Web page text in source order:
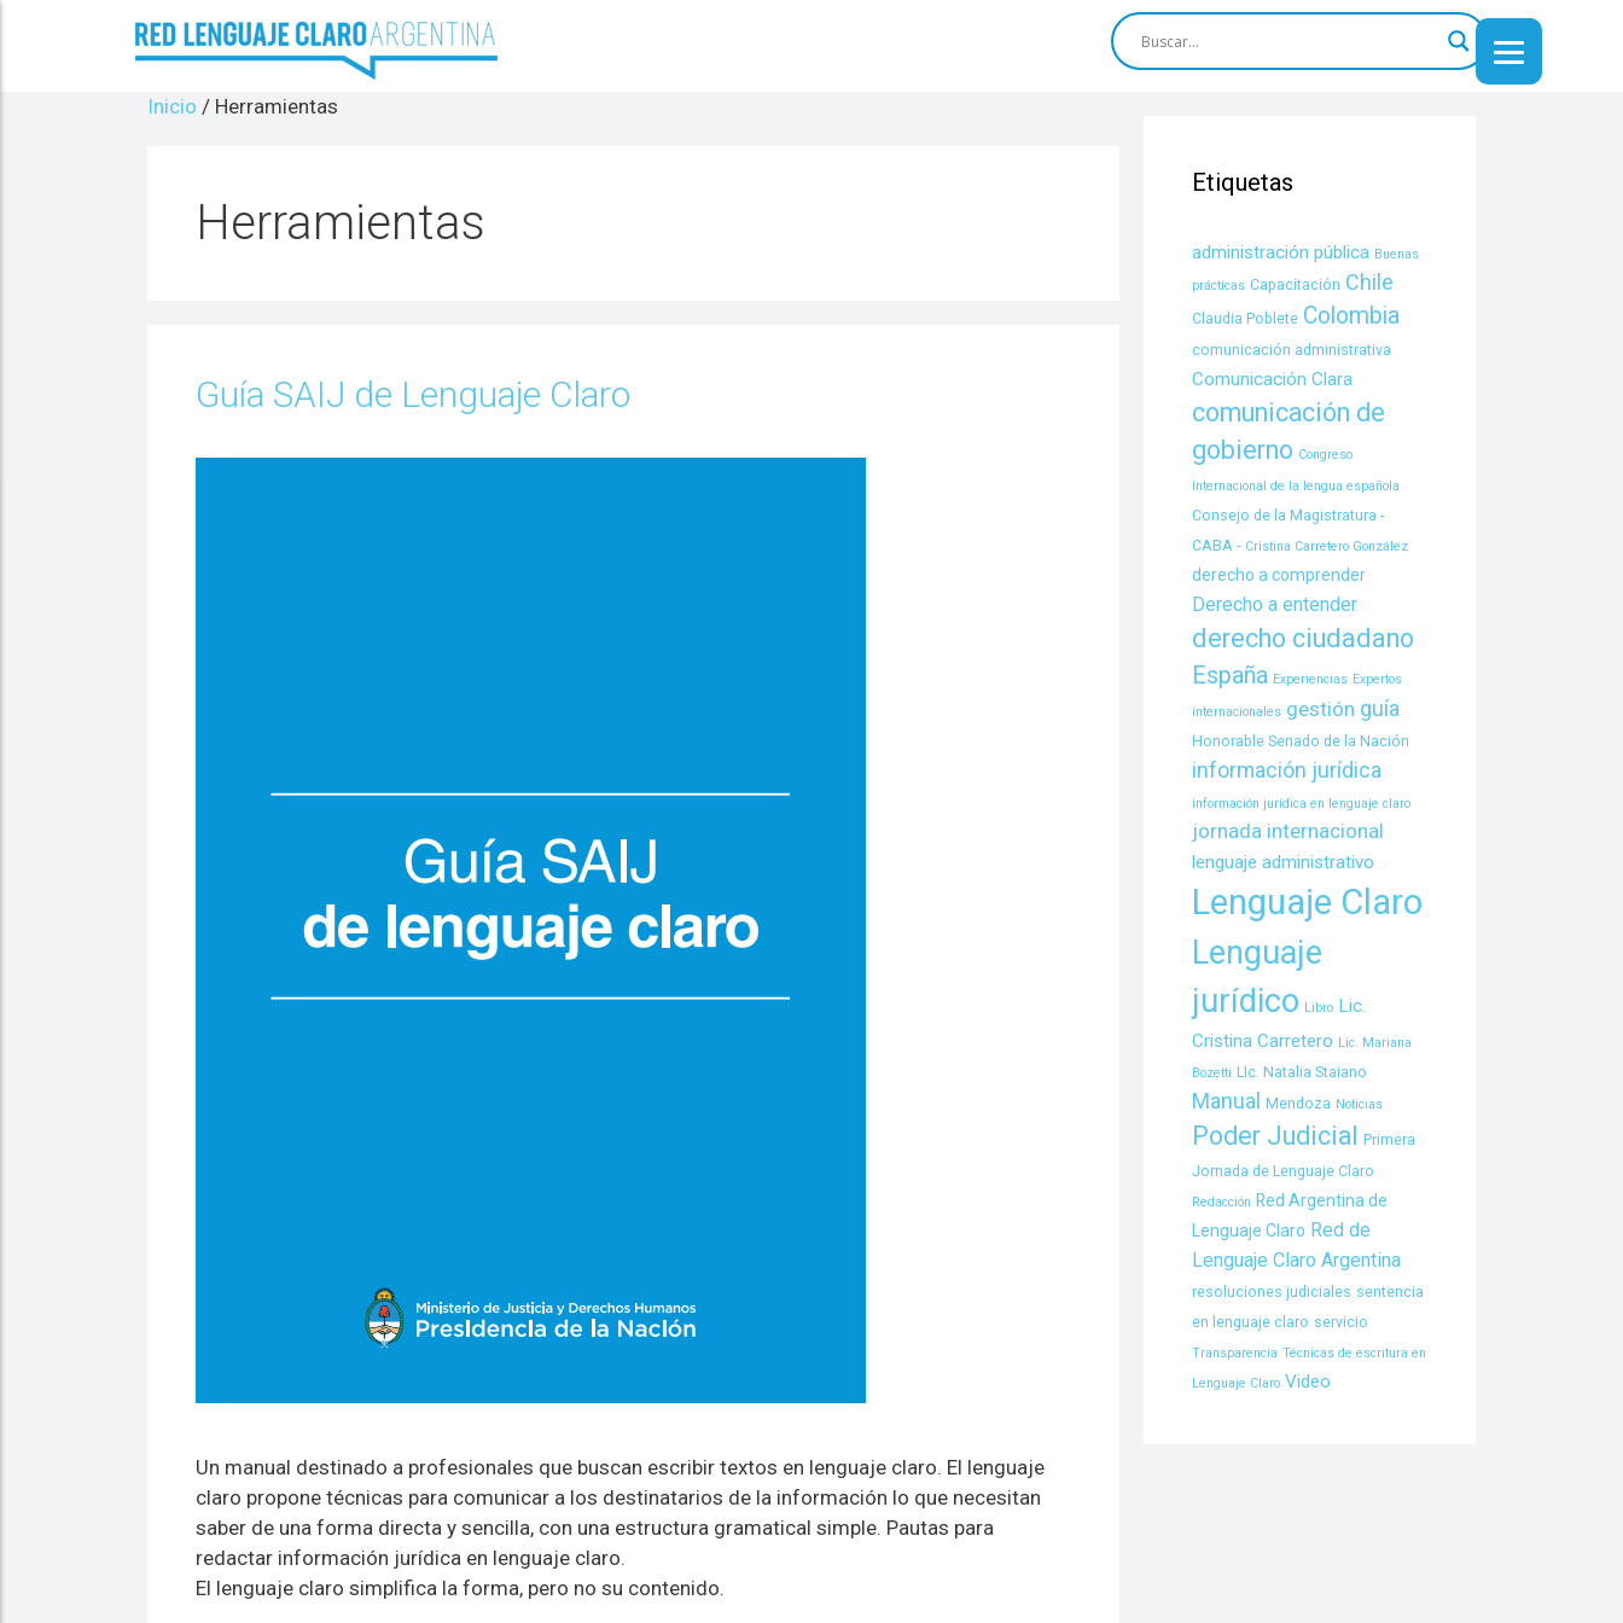
Inicio / Herramientas
Herramientas
Guía SAIJ de Lenguaje Claro
Un manual destinado a profesionales que buscan escribir textos en lenguaje claro. El lenguaje
claro propone técnicas para comunicar a los destinatarios de la información lo que necesitan
saber de una forma directa y sencilla, con una estructura gramatical simple. Pautas para
redactar información jurídica en lenguaje claro.
El lenguaje claro simplifica la forma, pero no su contenido.
Etiquetas
administración pública Buenas
prácticas Capacitación Chile
Claudia Poblete Colombia
comunicación administrativa
Comunicación Clara
comunicación de
gobierno Congreso
Internacional de la lengua española
Consejo de la Magistratura -
CABA - Cristina Carretero González
derecho a comprender
Derecho a entender
derecho ciudadano
España Experiencias Expertos
internacionales gestión guía
Honorable Senado de la Nación
información jurídica
información jurídica en lenguaje claro
jornada internacional
lenguaje administrativo
Lenguaje Claro
Lenguaje
jurídico Libro Lic.
Cristina Carretero Lic. Mariana
Bozetti LIc. Natalia Staiano
Manual Mendoza Noticias
Poder Judicial Primera
Jornada de Lenguaje Claro
Redacción Red Argentina de
Lenguaje Claro Red de
Lenguaje Claro Argentina
resoluciones judiciales sentencia
en lenguaje claro servicio
Transparencia Técnicas de escritura en
Lenguaje Claro Video